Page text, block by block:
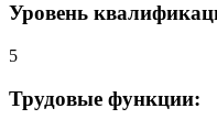
Уровень
5
Трудовые функции: